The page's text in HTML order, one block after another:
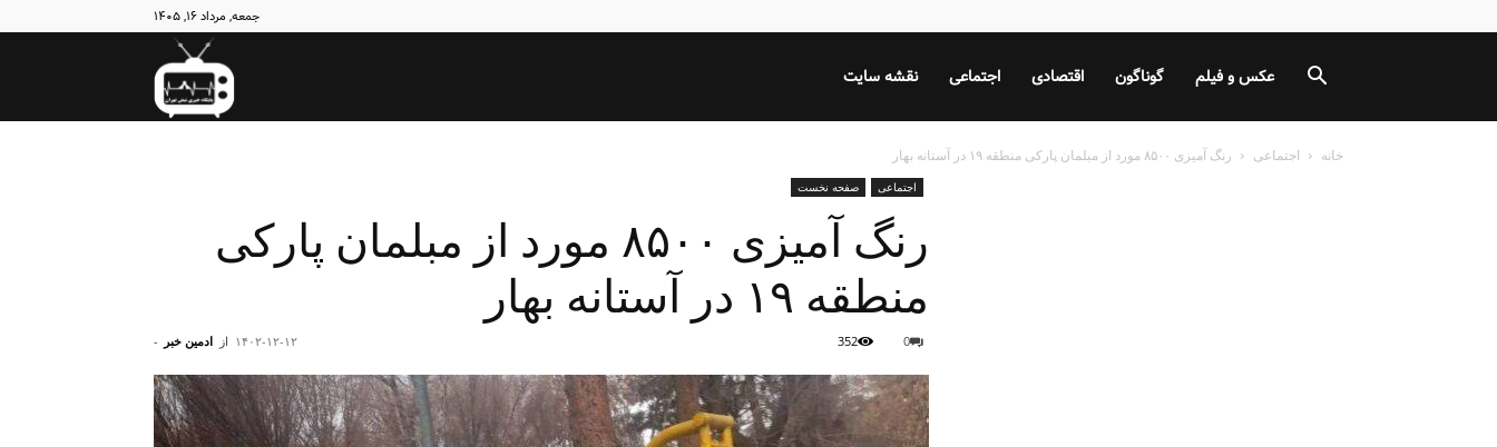
جمعه, مرداد ۱۶, ۱۴۰۵
نبض نقشه سایت اجتماعی اقتصادی گوناگون عکس و فیلم
خانه اجتماعی رنگ آمیزی ۸۵۰۰ مورد از مبلمان پارکی منطقه ۱۹ در آستانه بهار
اجتماعی صفحه نخست
رنگ آمیزی ۸۵۰۰ مورد از مبلمان پارکی
منطقه ۱۹ در آستانه بهار
از ادمین خبر - ۱۴۰۲-۱۲-۱۲ 0
352